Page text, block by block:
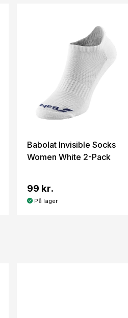
Babolat Invisible Socks
Women White 2-Pack
99 kr.
På lager